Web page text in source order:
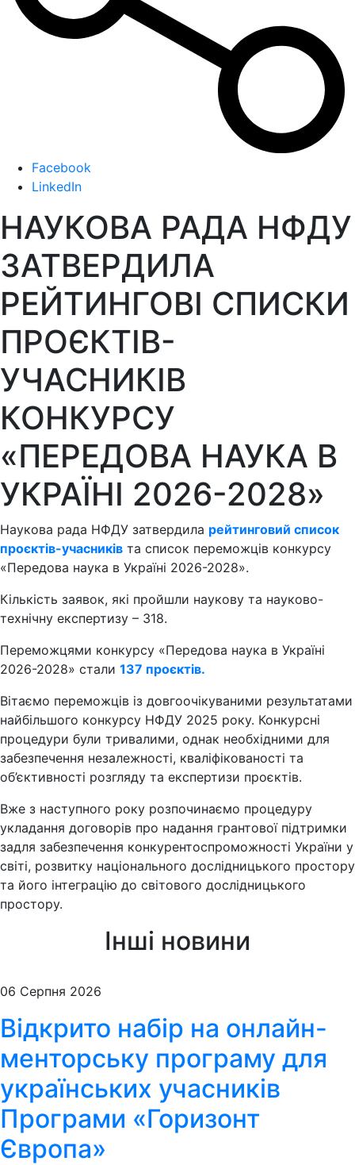
Facebook
LinkedIn
НАУКОВА РАДА НФДУ
ЗАТВЕРДИЛА
РЕЙТИНГОВІ СПИСКИ
ПРОЄКТІВ-
УЧАСНИКІВ
КОНКУРСУ
«ПЕРЕДОВА НАУКА В
УКРАЇНІ 2026-2028»
Наукова рада НФДУ затвердила рейтинговий список
проєктів-учасників та список переможців конкурсу
«Передова наука в Україні 2026-2028».
Кількість заявок, які пройшли наукову та науково-
технічну експертизу – 318.
Переможцями конкурсу «Передова наука в Україні
2026-2028» стали 137 проєктів.
Вітаємо переможців із довгоочікуваними результатами
найбільшого конкурсу НФДУ 2025 року. Конкурсні
процедури були тривалими, однак необхідними для
забезпечення незалежності, кваліфікованості та
об’єктивності розгляду та експертизи проєктів.
Вже з наступного року розпочинаємо процедуру
укладання договорів про надання грантової підтримки
задля забезпечення конкурентоспроможності України у
світі, розвитку національного дослідницького простору
та його інтеграцію до світового дослідницького
простору.
Інші новини
06 Серпня 2026
Відкрито набір на онлайн-
менторську програму для
українських учасників
Програми «Горизонт
Європа»